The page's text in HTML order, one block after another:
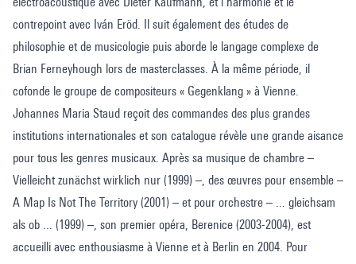
contrepoint avec Iván Eröd. Il suit également des études de
philosophie et de musicologie puis aborde le langage complexe de
Brian Ferneyhough lors de masterclasses. À la même période, il
cofonde le groupe de compositeurs « Gegenklang » à Vienne.
Johannes Maria Staud reçoit des commandes des plus grandes
institutions internationales et son catalogue révèle une grande aisance
pour tous les genres musicaux. Après sa musique de chambre –
Vielleicht zunächst wirklich nur (1999) –, des œuvres pour ensemble –
A Map Is Not The Territory (2001) – et pour orchestre – ... gleichsam
als ob ... (1999) –, son premier opéra, Berenice (2003-2004), est
accueilli avec enthousiasme à Vienne et à Berlin en 2004. Pour